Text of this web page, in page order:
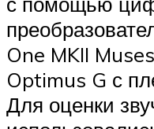
One MKII
Optimus G с
Для оценки